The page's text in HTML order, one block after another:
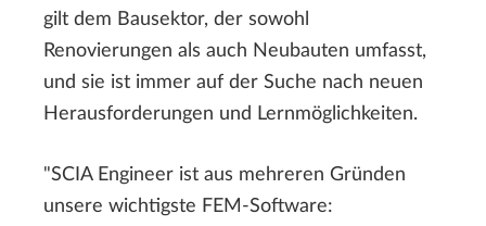
gilt dem Bausektor, der sowohl
Renovierungen als auch Neubauten umfasst,
und sie ist immer auf der Suche nach neuen
Herausforderungen und Lernmöglichkeiten.
"SCIA Engineer ist aus mehreren Gründen
unsere wichtigste FEM-Software: